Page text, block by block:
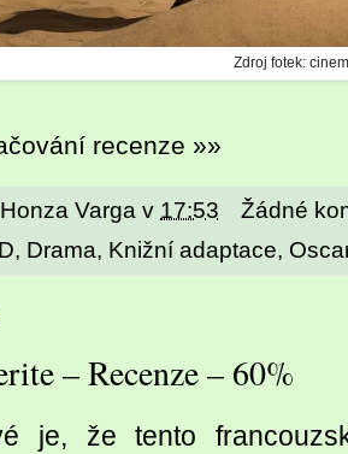
Zdroj fotek:
recenze »»
Honza Varga v 17:53
Žádné
, Drama, Knižní adaptace,
– Recenze – 60%
je, že tento